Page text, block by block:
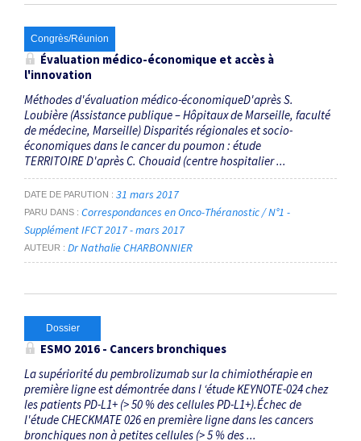
Congrès/Réunion
Évaluation médico-économique et accès à
l'innovation
Méthodes d'évaluation médico-économiqueD'après S.
Loubière (Assistance publique – Hôpitaux de Marseille, faculté
de médecine, Marseille) Disparités régionales et socio-
économiques dans le cancer du poumon : étude
TERRITOIRE D'après C. Chouaid (centre hospitalier ...
DATE DE PARUTION 31 mars 2017
PARU DANS
Correspondances en Onco-Théranostic / N°1 -
Supplément IFCT 2017 - mars 2017
AUTEUR Dr Nathalie CHARBONNIER
Dossier
ESMO 2016 - Cancers bronchiques
La supériorité du pembrolizumab sur la chimiothérapie en
première ligne est démontrée dans l ‘étude KEYNOTE-024 chez
les patients PD-L1+ (> 50 % des cellules PD-L1+).Échec de
l'étude CHECKMATE 026 en première ligne dans les cancers
bronchiques non à petites cellules (> 5 % des ...